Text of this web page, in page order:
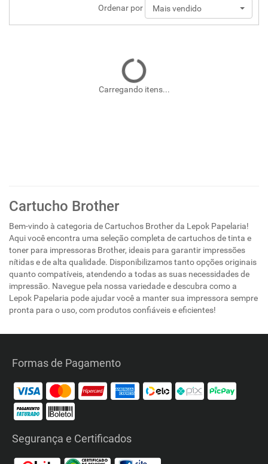
Ordenar por Mais vendido
Carregando itens...
Cartucho Brother
Bem-vindo à categoria de Cartuchos Brother da Lepok Papelaria!
Aqui você encontra uma seleção completa de cartuchos de tinta e
toner para impressoras Brother, ideais para garantir impressões
nítidas e de alta qualidade. Disponibilizamos tanto opções originais
quanto compatíveis, atendendo a todas as suas necessidades de
impressão. Navegue pela nossa variedade e descubra como a
Lepok Papelaria pode ajudar você a manter sua impressora sempre
pronta para o uso, com produtos confiáveis e eficientes!
Formas de Pagamento
Segurança e Certificados